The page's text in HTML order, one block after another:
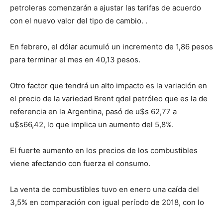
petroleras comenzarán a ajustar las tarifas de acuerdo
con el nuevo valor del tipo de cambio. .
En febrero, el dólar acumuló un incremento de 1,86 pesos
para terminar el mes en 40,13 pesos.
Otro factor que tendrá un alto impacto es la variación en
el precio de la variedad Brent qdel petróleo que es la de
referencia en la Argentina, pasó de u$s 62,77 a
u$s66,42, lo que implica un aumento del 5,8%.
El fuerte aumento en los precios de los combustibles
viene afectando con fuerza el consumo.
La venta de combustibles tuvo en enero una caída del
3,5% en comparación con igual período de 2018, con lo